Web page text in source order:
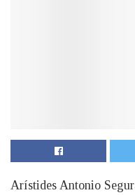
Arístides Antonio